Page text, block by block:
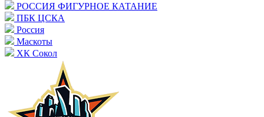
РОССИЯ ФИГУРНОЕ КАТАНИЕ
ПБК ЦСКА
Россия
Маскоты
ХК Сокол